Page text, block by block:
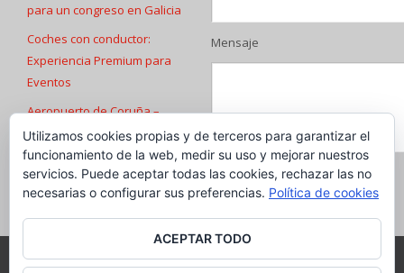
para un congreso en Galicia
Coches con conductor:
Experiencia Premium para
Eventos
Aeropuerto de Coruña –
Transfers
Transfers Aeropuerto de
Santiago de Compostela
Mensaje
Aviso legal|Política de cookies
Utilizamos cookies propias y de terceros para garantizar el
funcionamiento de la web, medir su uso y mejorar nuestros
servicios. Puede aceptar todas las cookies, rechazar las no
necesarias o configurar sus preferencias. Política de cookies
ACEPTAR TODO